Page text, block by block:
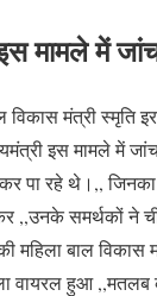
मामले में
मंत्री स्मृति
इस मामले में
पा रहे थे।,,
,,उनके समर्थकों ने
महिला बाल विकास
वायरल हुआ ,,मतलब